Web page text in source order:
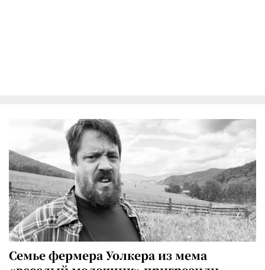
Семье фермера Уолкера из мема